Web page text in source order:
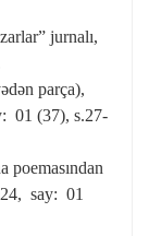
jurnalı,
parça),
01 (37), s.27-
poemasından
say: 01